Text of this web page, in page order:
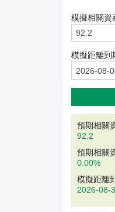
模擬相關資
模擬距離到
預期相關
92.2
預期相關
0.00%
模擬距離
2026-08-